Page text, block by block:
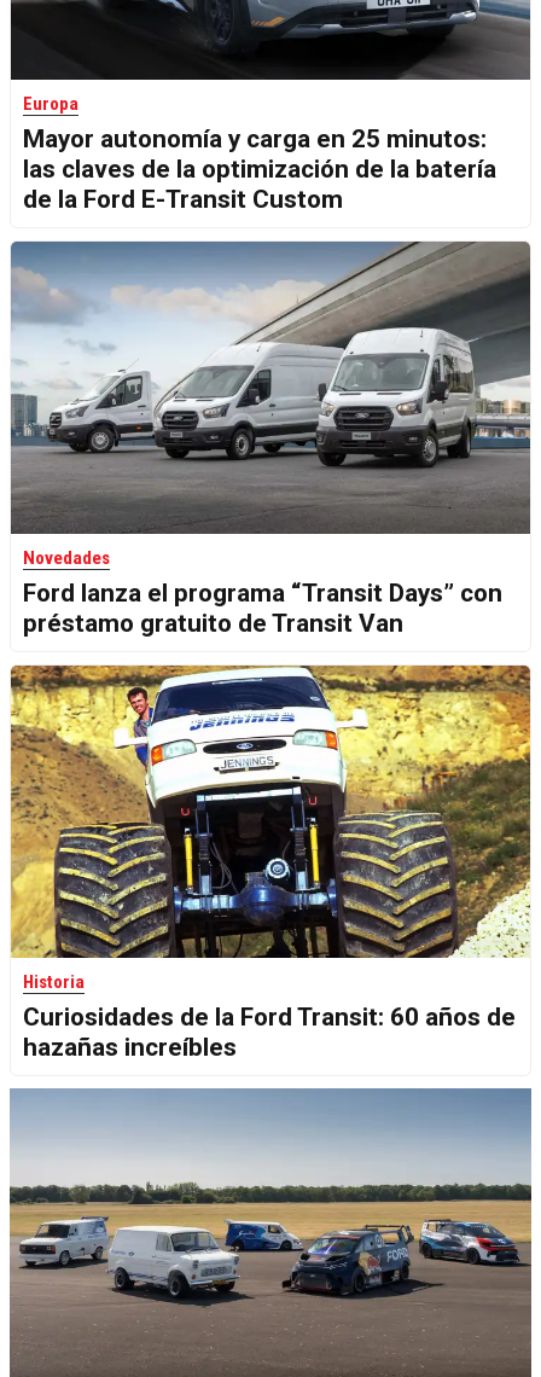
Europa
Mayor autonomía y carga en 25 minutos:
las claves de la optimización de la batería
de la Ford E-Transit Custom
Novedades
Ford lanza el programa “Transit Days” con
préstamo gratuito de Transit Van
Historia
Curiosidades de la Ford Transit: 60 años de
hazañas increíbles